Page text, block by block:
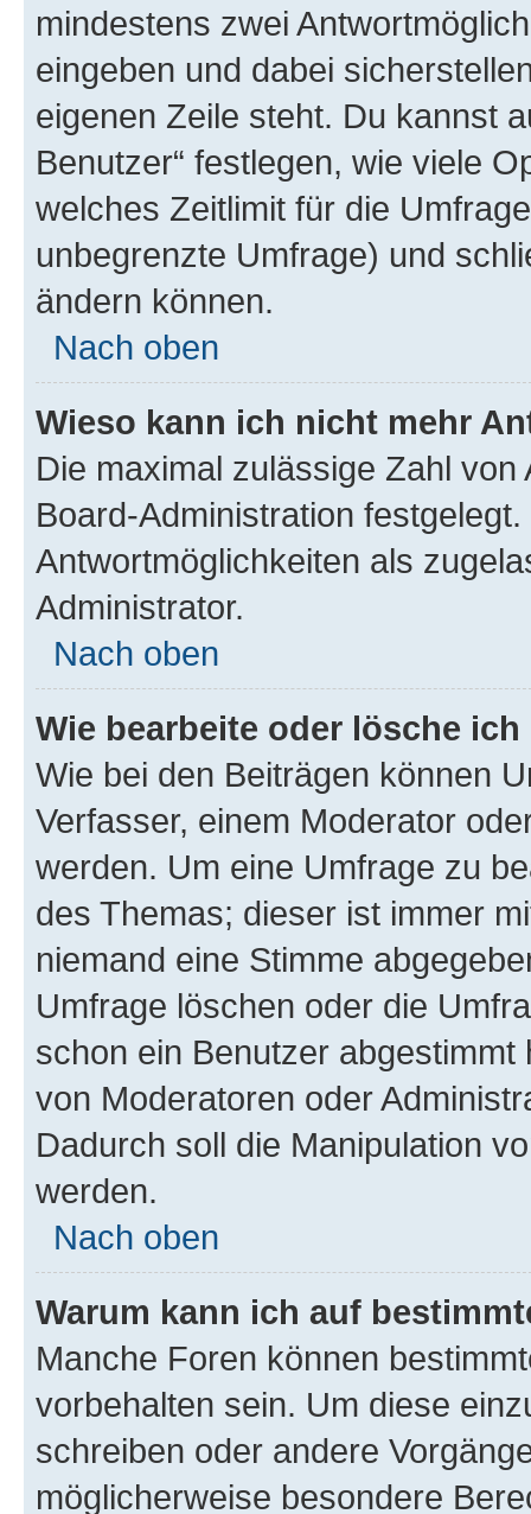
mindestens zwei
eingeben und dabei
eigenen Zeile steht. Du kannst
Benutzer“ festlegen, wie viele
welches Zeitlimit für die
unbegrenzte Umfrage) und
ändern können.
Nach oben
Wieso kann ich nicht mehr
Die maximal zulässige Zahl
Board-Administration
Antwortmöglichkeiten als
Administrator.
Nach oben
Wie bearbeite oder lösche
Wie bei den Beiträgen können
Verfasser, einem Moderator
werden. Um eine Umfrage zu
des Themas; dieser ist immer
niemand eine Stimme
Umfrage löschen oder die
schon ein Benutzer
von Moderatoren oder
Dadurch soll die Manipulation
werden.
Nach oben
Warum kann ich auf
Manche Foren können
vorbehalten sein. Um diese
schreiben oder andere
möglicherweise besondere